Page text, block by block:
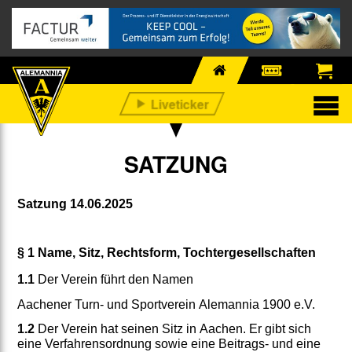
SATZUNG
Satzung 14.06.2025
§ 1 Name, Sitz, Rechtsform, Tochtergesellschaften
1.1 Der Verein führt den Namen
Aachener Turn- und Sportverein Alemannia 1900 e.V.
1.2 Der Verein hat seinen Sitz in Aachen. Er gibt sich
eine Verfahrensordnung sowie eine Beitrags- und eine